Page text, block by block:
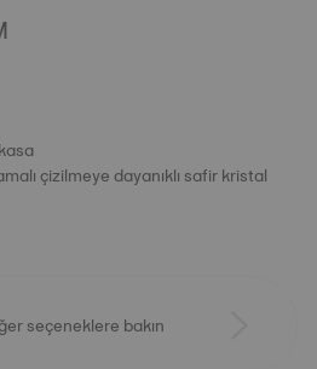
çizilmeye dayanıklı safir kristal
seçeneklere bakın